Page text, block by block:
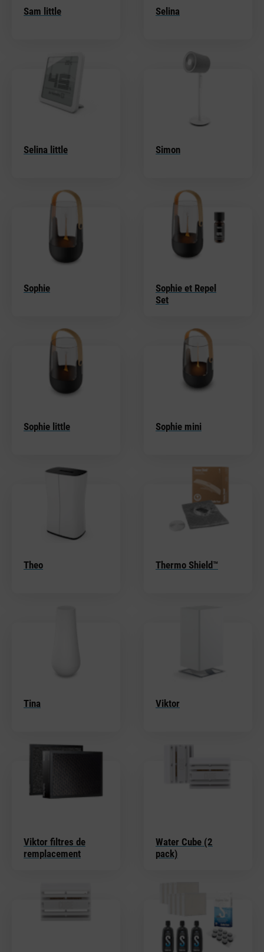
Sam little Selina
Selina little Simon
Sophie
Sophie et Repel
Set
Sophie little Sophie mini
Theo Thermo Shield™
Tina Viktor
Viktor filtres de
remplacement
Water Cube (2
pack)